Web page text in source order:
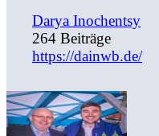
Darya Inochentsy
264 Beiträge
https://dainwb.de/